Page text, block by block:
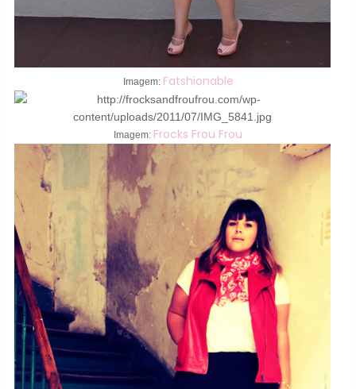
Imagem: Fatshionable
Imagem: Frocks Frou Frou